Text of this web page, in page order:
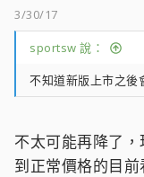
3/30/17
sportsw 說：
不知道新版上市之後
不太可能再降了
到正常價格的目